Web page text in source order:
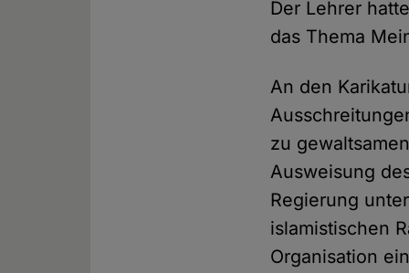
Der Lehrer
das Thema
An den
zu
Ausweisung
Regierung
islamistischen
Organisation